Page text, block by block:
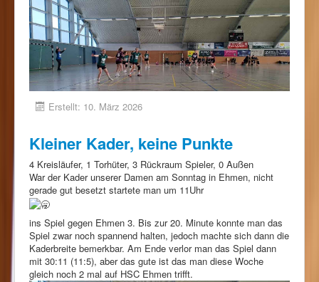
Erstellt: 10. März 2026
Kleiner Kader, keine Punkte
4 Kreisläufer, 1 Torhüter, 3 Rückraum Spieler, 0 Außen
War der Kader unserer Damen am Sonntag in Ehmen, nicht
gerade gut besetzt startete man um 11Uhr
ins Spiel gegen Ehmen 3. Bis zur 20. Minute konnte man das
Spiel zwar noch spannend halten, jedoch machte sich dann die
Kaderbreite bemerkbar. Am Ende verlor man das Spiel dann
mit 30:11 (11:5), aber das gute ist das man diese Woche
gleich noch 2 mal auf HSC Ehmen trifft.